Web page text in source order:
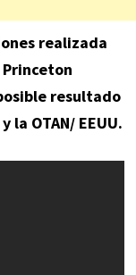
realizada
resultado
la OTAN/ EEUU.